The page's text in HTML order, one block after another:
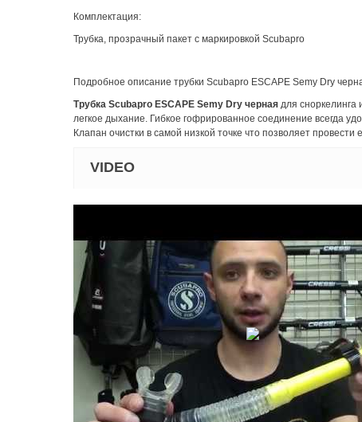
Комплектация:
Трубка, прозрачный пакет с маркировкой Scubapro
Подробное описание трубки Scubapro ESCAPE Semy Dry
Трубка Scubapro ESCAPE Semy Dry черная для
легкое дыхание. Гибкое гофрированное соединение всегда
Клапан очистки в самой низкой точке что позволяет
VIDEO